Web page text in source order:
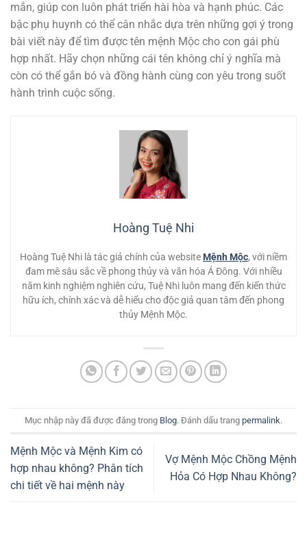
mắn, giúp con luôn phát triển hài hòa và hạnh phúc. Các
bậc phụ huynh có thể cân nhắc dựa trên những gợi ý trong
bài viết này để tìm được tên mệnh Mộc cho con gái phù
hợp nhất. Hãy chọn những cái tên không chỉ ý nghĩa mà
còn có thể gắn bó và đồng hành cùng con yêu trong suốt
hành trình cuộc sống.
Hoàng Tuệ Nhi
Hoàng Tuệ Nhi là tác giả chính của website Mệnh Mộc, với niềm
đam mê sâu sắc về phong thủy và văn hóa Á Đông. Với nhiều
năm kinh nghiệm nghiên cứu, Tuệ Nhi luôn mang đến kiến thức
hữu ích, chính xác và dễ hiểu cho độc giả quan tâm đến phong
thủy Mệnh Mộc.
Mục nhập này đã được đăng trong Blog. Đánh dấu trang permalink.
Mệnh Mộc và Mệnh Kim có
hợp nhau không? Phân tích
chi tiết về hai mệnh này
Vợ Mệnh Mộc Chồng Mệnh
Hỏa Có Hợp Nhau Không?